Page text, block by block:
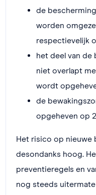
de
worden
respectievelijk
het deel van de
niet overlapt
wordt
de
opgeheven op
Het risico op
desondanks hoog.
preventieregels en
nog steeds